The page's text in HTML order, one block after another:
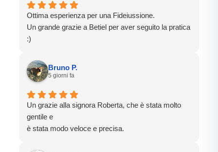
Ottima esperienza per una Fideiussione.
Un grande grazie a Betiel per aver seguito la pratica
:)
Bruno P.
5 giorni fa
Un grazie alla signora Roberta, che è stata molto
gentile e
è stata modo veloce e precisa.